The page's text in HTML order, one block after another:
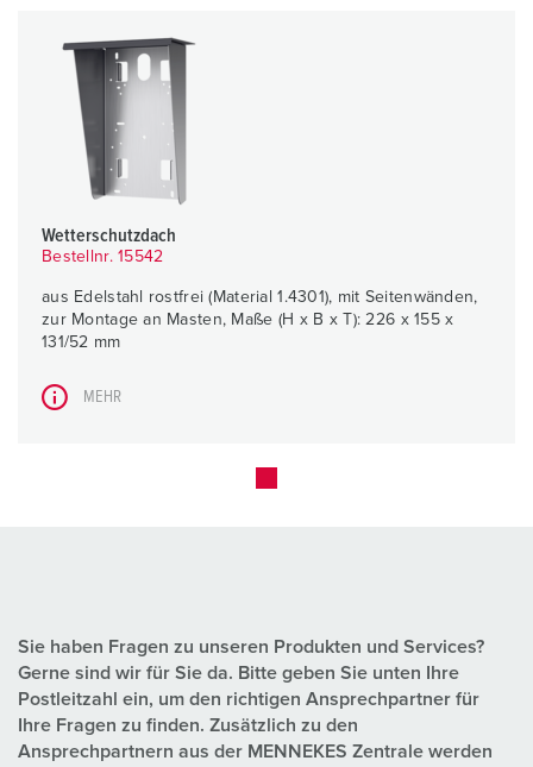
Wetterschutzdach
Bestellnr. 15542
aus Edelstahl rostfrei (Material 1.4301), mit Seitenwänden,
zur Montage an Masten, Maße (H x B x T): 226 x 155 x
131/52 mm
MEHR
Sie haben Fragen zu unseren Produkten und Services?
Gerne sind wir für Sie da. Bitte geben Sie unten Ihre
Postleitzahl ein, um den richtigen Ansprechpartner für
Ihre Fragen zu finden. Zusätzlich zu den
Ansprechpartnern aus der MENNEKES Zentrale werden